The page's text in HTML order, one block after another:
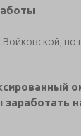
заработать